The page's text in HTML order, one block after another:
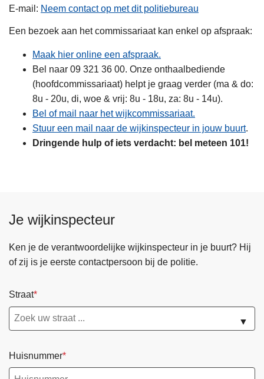
E-mail
Neem contact op met dit politiebureau
Een bezoek aan het commissariaat kan enkel op afspraak:
Maak hier online een afspraak.
Bel naar 09 321 36 00. Onze onthaalbediende
(hoofdcommissariaat) helpt je graag verder (ma & do:
8u - 20u, di, woe & vrij: 8u - 18u, za: 8u - 14u).
Bel of mail naar het wijkcommissariaat.
Stuur een mail naar de wijkinspecteur in jouw buurt.
Dringende hulp of iets verdacht: bel meteen 101!
Je wijkinspecteur
Ken je de verantwoordelijke wijkinspecteur in je buurt? Hij
of zij is je eerste contactpersoon bij de politie.
Straat
▼
Huisnummer